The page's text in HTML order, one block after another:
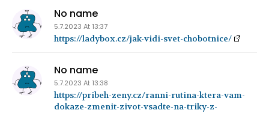
No name
5.7.2023 At 13:37
https://ladybox.cz/jak-vidi-svet-chobotnice/
No name
5.7.2023 At 13:38
https://pribeh-zeny.cz/ranni-rutina-ktera-vam-
dokaze-zmenit-zivot-vsadte-na-triky-z-